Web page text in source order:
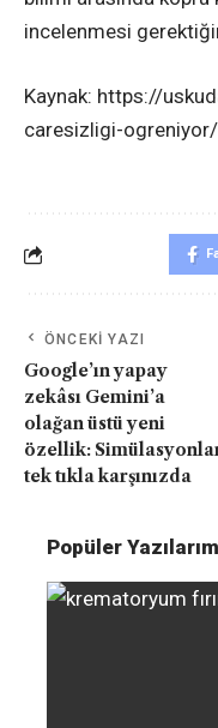
incelenmesi
Kaynak: https://
caresizligi-
ÖNCEKI YAZI
Google’ın yapay
zekâsı Gemini’a
olağan üstü yeni
özellik:
tek tıkla karşınızda
Popüler